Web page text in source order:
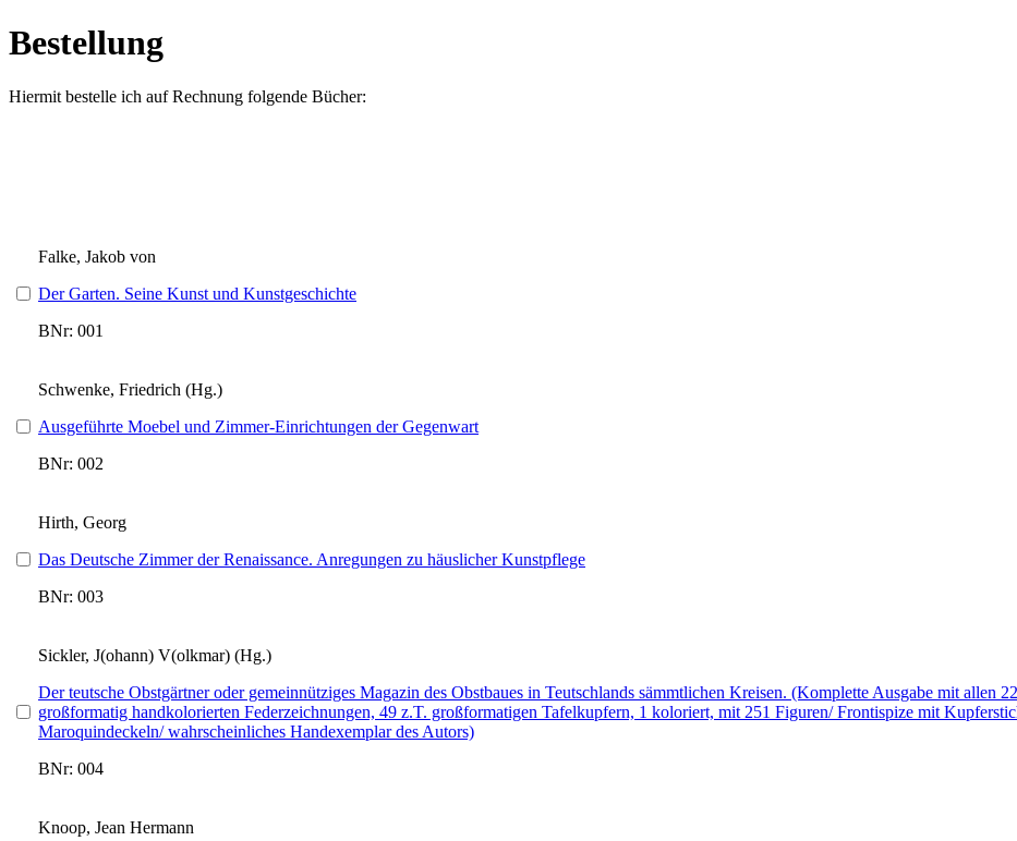
Bestellung
Hiermit bestelle ich auf Rechnung folgende Bücher:
Falke, Jakob von
Der Garten. Seine Kunst und Kunstgeschichte
BNr: 001
Schwenke, Friedrich (Hg.)
Ausgeführte Moebel und Zimmer-Einrichtungen der Gegenwart
BNr: 002
Hirth, Georg
Das Deutsche Zimmer der Renaissance. Anregungen zu häuslicher Kunstpflege
BNr: 003
Sickler, J(ohann) V(olkmar) (Hg.)
Der teutsche Obstgärtner oder gemeinnütziges Magazin des Obstbaues in Teutschlands sämmtlichen Kreisen. (Komplette Ausgabe mit allen
großformatig handkolorierten Federzeichnungen, 49 z.T. großformatigen Tafelkupfern, 1 koloriert, mit 251 Figuren/ Frontispize mit
Maroquindeckeln/ wahrscheinliches Handexemplar des Autors)
BNr: 004
Knoop, Jean Hermann